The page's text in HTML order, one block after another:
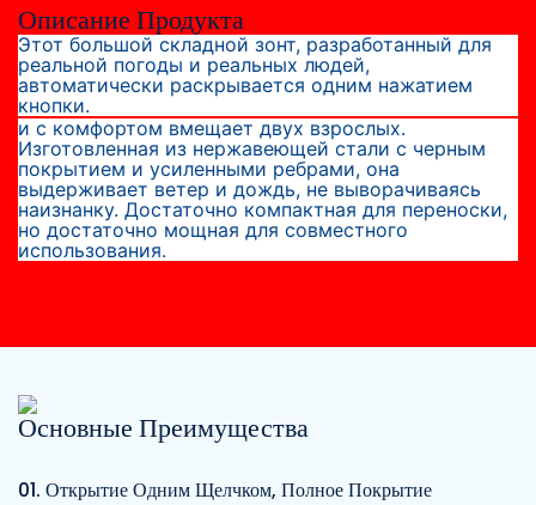
Описание Продукта
Этот большой складной зонт, разработанный для
реальной погоды и реальных людей,
автоматически раскрывается одним нажатием
кнопки.
и с комфортом вмещает двух взрослых.
Изготовленная из нержавеющей стали с черным
покрытием и усиленными ребрами, она
выдерживает ветер и дождь, не выворачиваясь
наизнанку. Достаточно компактная для переноски,
но достаточно мощная для совместного
использования.
Основные Преимущества
01. Открытие Одним Щелчком, Полное Покрытие